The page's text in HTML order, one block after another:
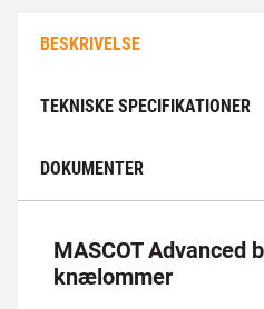
BESKRIVELSE
TEKNISKE SPECIFIKATIONER
DOKUMENTER
MASCOT Advanced
knælommer